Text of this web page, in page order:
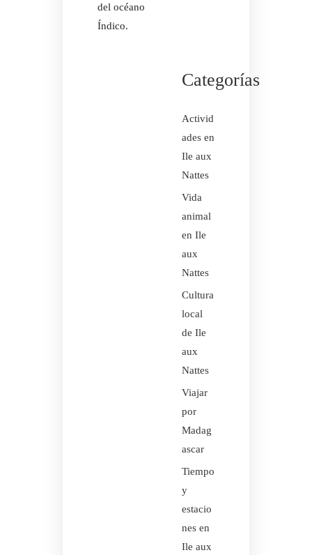
del océano
Índico.
Categorías
Activid
ades en
Ile aux
Nattes
Vida
animal
en Ile
aux
Nattes
Cultura
local
de Ile
aux
Nattes
Viajar
por
Madag
ascar
Tiempo
y
estacio
nes en
Ile aux